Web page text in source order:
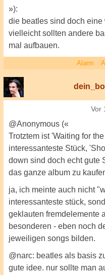
»):
die beatles sind doch
vielleicht sollten andere
mal aufbauen.
Alarm
Vor
@Anonymous («
Trotztem ist 'Waiting for
interessanteste Stück,
down sind doch echt gute
das ganze album zu
ja, ich meinte auch nicht
interessanteste stück,
geklauten fremdelemente
besonderen - eben noch
jeweiligen songs bilden.
@narc: beatles als basis
gute idee. nur sollte man